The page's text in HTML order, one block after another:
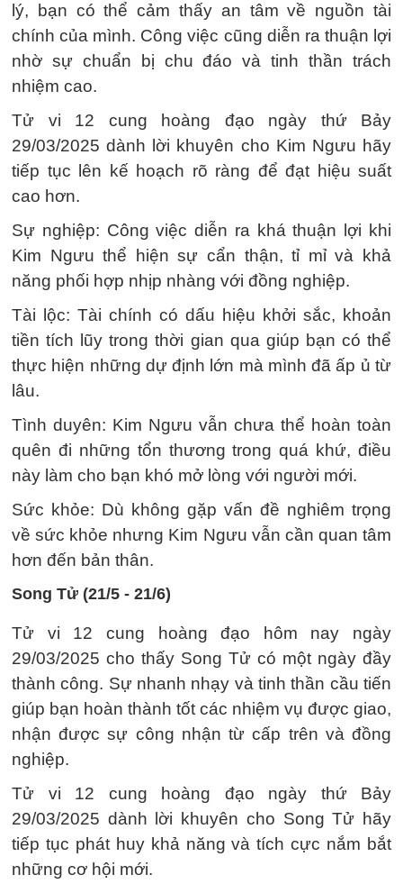
lý, bạn có thể cảm thấy an tâm về nguồn tài
chính của mình. Công việc cũng diễn ra thuận lợi
nhờ sự chuẩn bị chu đáo và tinh thần trách
nhiệm cao.
Tử vi 12 cung hoàng đạo ngày thứ Bảy
29/03/2025 dành lời khuyên cho Kim Ngưu hãy
tiếp tục lên kế hoạch rõ ràng để đạt hiệu suất
cao hơn.
Sự nghiệp: Công việc diễn ra khá thuận lợi khi
Kim Ngưu thể hiện sự cẩn thận, tỉ mỉ và khả
năng phối hợp nhịp nhàng với đồng nghiệp.
Tài lộc: Tài chính có dấu hiệu khởi sắc, khoản
tiền tích lũy trong thời gian qua giúp bạn có thể
thực hiện những dự định lớn mà mình đã ấp ủ từ
lâu.
Tình duyên: Kim Ngưu vẫn chưa thể hoàn toàn
quên đi những tổn thương trong quá khứ, điều
này làm cho bạn khó mở lòng với người mới.
Sức khỏe: Dù không gặp vấn đề nghiêm trọng
về sức khỏe nhưng Kim Ngưu vẫn cần quan tâm
hơn đến bản thân.
Song Tử (21/5 - 21/6)
Tử vi 12 cung hoàng đạo hôm nay ngày
29/03/2025 cho thấy Song Tử có một ngày đầy
thành công. Sự nhanh nhạy và tinh thần cầu tiến
giúp bạn hoàn thành tốt các nhiệm vụ được giao,
nhận được sự công nhận từ cấp trên và đồng
nghiệp.
Tử vi 12 cung hoàng đạo ngày thứ Bảy
29/03/2025 dành lời khuyên cho Song Tử hãy
tiếp tục phát huy khả năng và tích cực nắm bắt
những cơ hội mới.